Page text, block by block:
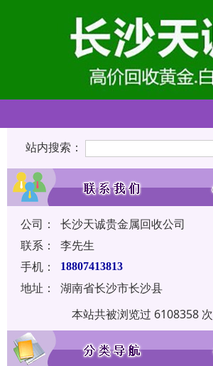
站内搜索：
公司：
长沙天诚贵金属回收公司
联系：
李先生
手机：
18807413813
地址：
湖南省长沙市长沙县
本站共被浏览过 6108358 次